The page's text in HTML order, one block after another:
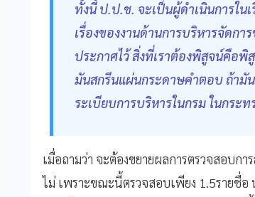
ทั้งนี้ ป.ป.ช. จะเป็นผู้ดําเนินการใน
เรื่องของงานด้านการบริหารจัดก
ประกาศไว้ สิ่งที่เราต้องพิสูจน์คือพิ
มันสกรีนแผ่นกระดาษคําตอบ ถ้ามั
ระเบียบการบริหารในกรม ในกระ
เมื่อถามว่า จะต้องขยายผลการตรวจสอบการ
ไม่ เพราะขณะนี้ตรวจสอบเพียง 1.5รายชื่